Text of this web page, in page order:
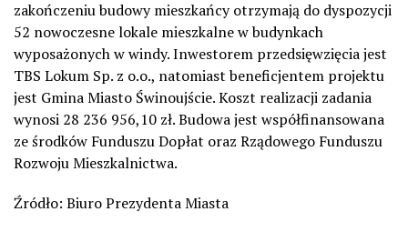
zakończeniu budowy mieszkańcy otrzymają do dyspozycji
52 nowoczesne lokale mieszkalne w budynkach
wyposażonych w windy. Inwestorem przedsięwzięcia jest
TBS Lokum Sp. z o.o., natomiast beneficjentem projektu
jest Gmina Miasto Świnoujście. Koszt realizacji zadania
wynosi 28 236 956,10 zł. Budowa jest współfinansowana
ze środków Funduszu Dopłat oraz Rządowego Funduszu
Rozwoju Mieszkalnictwa.
Źródło: Biuro Prezydenta Miasta